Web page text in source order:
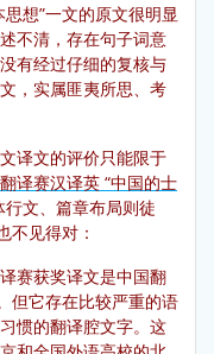
想”一文的原文很明显
不清，存在句子词意
有经过仔细的复核与
，实属匪夷所思、考
译文的评价只能限于
译赛汉译英 “中国的士
文、篇章布局则徒
不见得对：
赛获奖译文是中国翻
但它存在比较严重的语
惯的翻译腔文字。这